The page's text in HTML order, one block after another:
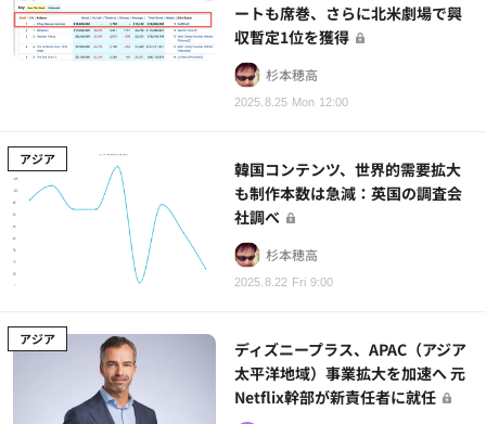
2025.8.25 Mon 12:00
ートも席巻、さらに北米劇場で興
収暫定1位を獲得
杉本穂高
アジア
2025.8.22 Fri 9:00
韓国コンテンツ、世界的需要拡大
も制作本数は急減：英国の調査会
社調べ
杉本穂高
アジア
ディズニープラス、APAC（アジア
太平洋地域）事業拡大を加速へ 元
Netflix幹部が新責任者に就任